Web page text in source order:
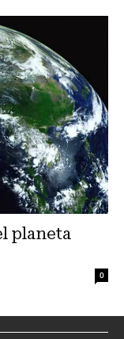
planeta
0